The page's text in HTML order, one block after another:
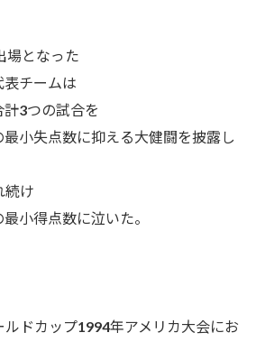
場となった
表チームは
3つの試合を
小失点数に抑える大健闘を披露し
続け
小得点数に泣いた。
ルドカップ1994年アメリカ大会にお